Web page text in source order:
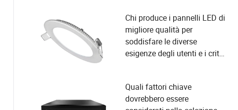
Chi produce i pannelli LED di
migliore qualità per
soddisfare le diverse
esigenze degli utenti e i criteri
Quali fattori chiave
dovrebbero essere